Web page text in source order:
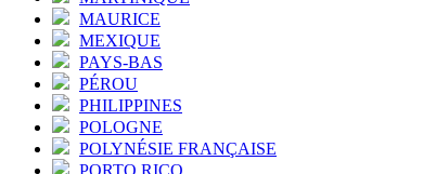
MAURICE
MEXIQUE
PAYS-BAS
PÉROU
PHILIPPINES
POLOGNE
POLYNÉSIE FRANÇAISE
PORTO RICO